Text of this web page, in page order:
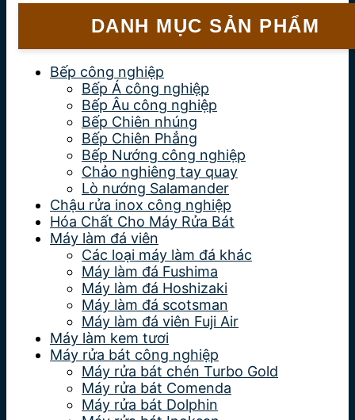
DANH MỤC SẢN PHẨM
Bếp công nghiệp
Bếp Á công nghiệp
Bếp Âu công nghiệp
Bếp Chiên nhúng
Bếp Chiên Phẳng
Bếp Nướng công nghiệp
Chảo nghiêng tay quay
Lò nướng Salamander
Chậu rửa inox công nghiệp
Hóa Chất Cho Máy Rửa Bát
Máy làm đá viên
Các loại máy làm đá khác
Máy làm đá Fushima
Máy làm đá Hoshizaki
Máy làm đá scotsman
Máy làm đá viên Fuji Air
Máy làm kem tươi
Máy rửa bát công nghiệp
Máy rửa bát chén Turbo Gold
Máy rửa bát Comenda
Máy rửa bát Dolphin